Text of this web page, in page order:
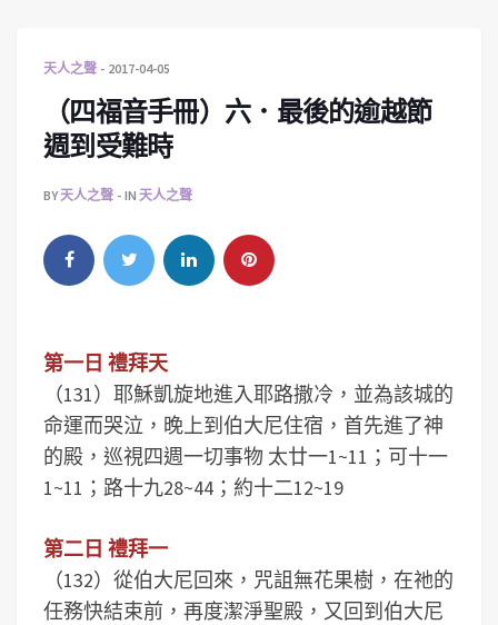
天人之聲 2017-04-05
（四福音手冊）六．最後的逾越節
週到受難時
BY天人之聲 IN 天人之聲
第一日 禮拜天
（131）耶穌凱旋地進入耶路撒冷，並為該城的
命運而哭泣，晚上到伯大尼住宿，首先進了神
的殿，巡視四週一切事物 太廿一1~11；可十一
1~11；路十九28~44；約十二12~19
第二日 禮拜一
（132）從伯大尼回來，咒詛無花果樹，在祂的
任務快結束前，再度潔淨聖殿，又回到伯大尼